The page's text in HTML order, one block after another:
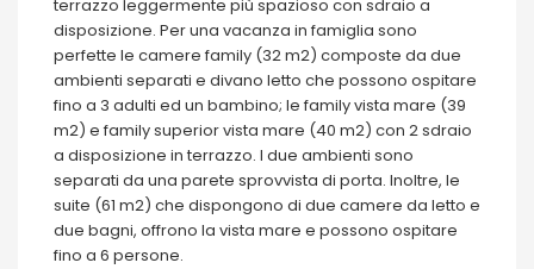
terrazzo leggermente più spazioso con sdraio a
disposizione. Per una vacanza in famiglia sono
perfette le camere family (32 m2) composte da due
ambienti separati e divano letto che possono ospitare
fino a 3 adulti ed un bambino; le family vista mare (39
m2) e family superior vista mare (40 m2) con 2 sdraio
a disposizione in terrazzo. I due ambienti sono
separati da una parete sprovvista di porta. Inoltre, le
suite (61 m2) che dispongono di due camere da letto e
due bagni, offrono la vista mare e possono ospitare
fino a 6 persone.